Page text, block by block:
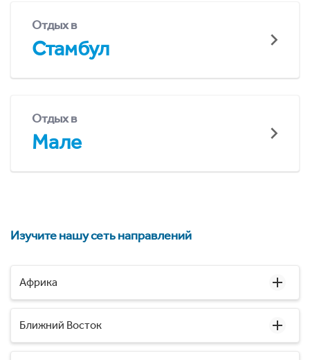
Отдых в
Стамбул
Отдых в
Мале
Изучите нашу сеть направлений
Африка
Ближний Восток